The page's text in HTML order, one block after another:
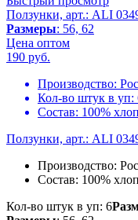
Ползунки, арт.: ALI
Размеры: 56, 62
Цена оптом
190 руб.
Производство:
Кол-во штук в уп:
Состав: 100%
Ползунки, арт.: ALI
Производство:
Состав: 100%
Кол-во штук в уп: 6